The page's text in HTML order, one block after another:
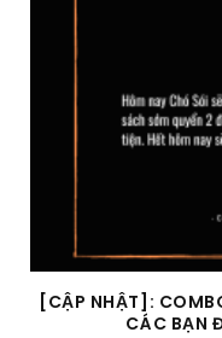
[CẬP NHẬT]:
CÁC BẠN